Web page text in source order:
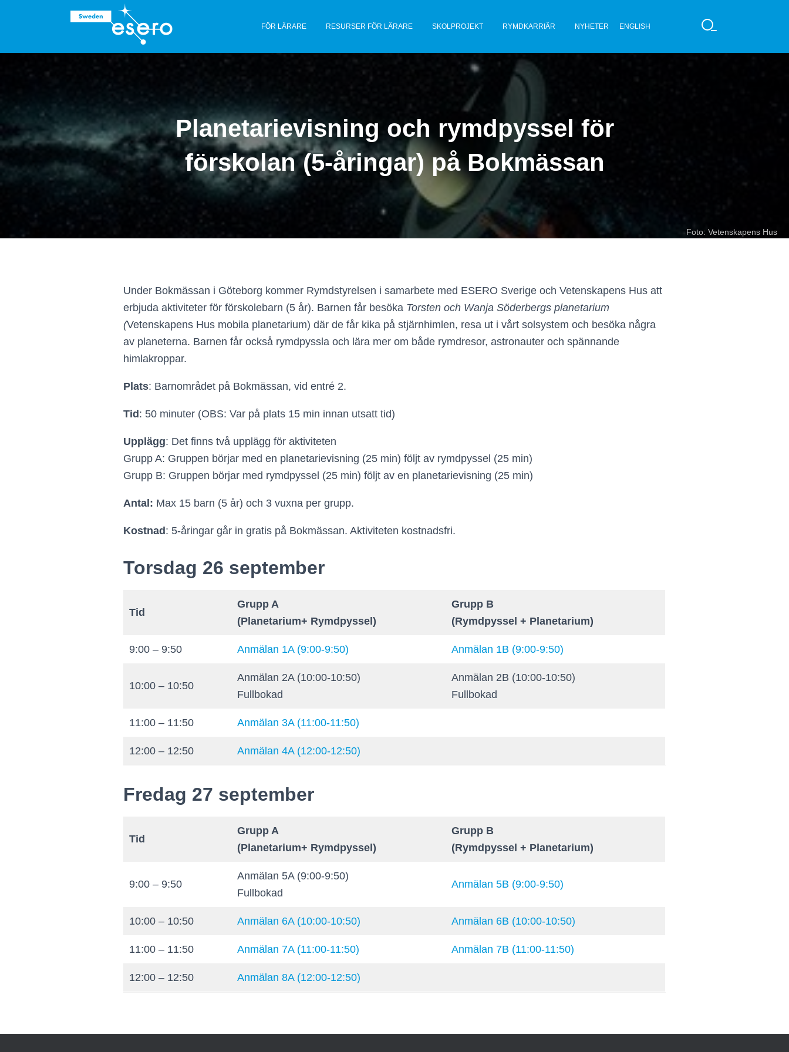
FÖR LÄRARE RESURSER FÖR LÄRARE SKOLPROJEKT RYMDKARRIÄR NYHETER ENGLISH
S
Planetarievisning och rymdpyssel för
förskolan (5-åringar) på Bokmässan
Foto: Vetenskapens Hus
Under Bokmässan i Göteborg kommer Rymdstyrelsen i samarbete med ESERO Sverige och Vetenskapens Hus att
erbjuda aktiviteter för förskolebarn (5 år). Barnen får besöka Torsten och Wanja Söderbergs planetarium
(Vetenskapens Hus mobila planetarium) där de får kika på stjärnhimlen, resa ut i vårt solsystem och besöka några
av planeterna. Barnen får också rymdpyssla och lära mer om både rymdresor, astronauter och spännande
himlakroppar.
Plats: Barnområdet på Bokmässan, vid entré 2.
Tid : 50 minuter (OBS: Var på plats 15 min innan utsatt tid)
Upplägg: Det finns två upplägg för aktiviteten
Grupp A: Gruppen börjar med en planetarievisning (25 min) följt av rymdpyssel (25 min)
Grupp B: Gruppen börjar med rymdpyssel (25 min) följt av en planetarievisning (25 min)
Antal: Max 15 barn (5 år) och 3 vuxna per grupp.
Kostnad : 5-åringar går in gratis på Bokmässan. Aktiviteten kostnadsfri.
Torsdag 26 september
Tid
Grupp A
(Planetarium+ Rymdpyssel)
Grupp B
(Rymdpyssel + Planetarium)
9:00 – 9:50 Anmälan 1A (9:00-9:50) Anmälan 1B (9:00-9:50)
10:00 – 10:50
Anmälan 2A (10:00-10:50)
Fullbokad
Anmälan 2B (10:00-10:50)
Fullbokad
11:00 – 11:50 Anmälan 3A (11:00-11:50)
12:00 – 12:50 Anmälan 4A (12:00-12:50)
Fredag 27 september
Tid
Grupp A
(Planetarium+ Rymdpyssel)
Grupp B
(Rymdpyssel + Planetarium)
9:00 – 9:50
Anmälan 5A (9:00-9:50)
Fullbokad
Anmälan 5B (9:00-9:50)
10:00 – 10:50 Anmälan 6A (10:00-10:50) Anmälan 6B (10:00-10:50)
11:00 – 11:50 Anmälan 7A (11:00-11:50) Anmälan 7B (11:00-11:50)
12:00 – 12:50 Anmälan 8A (12:00-12:50)